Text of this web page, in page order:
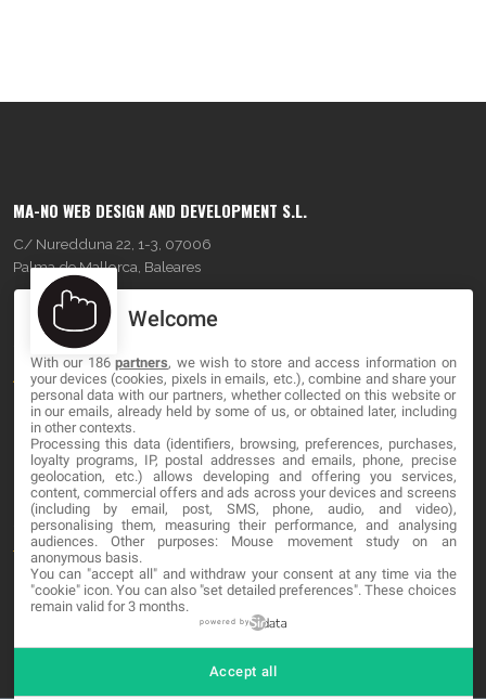
MA-NO WEB DESIGN AND DEVELOPMENT S.L.
C/ Nuredduna 22, 1-3, 07006
Palma de Mallorca, Baleares
OUR COMPANY
About
Blog
Contact
LEGAL
Terminos y Condiciones
Política de Privacidad
Welcome
With our 186partners, we wish to store and access information on
your devices (cookies, pixels in emails, etc.), combine and share your
personal data with our partners, whether collected on this website or
in our emails, already held by some of us, or obtained later, including
in other contexts.
Processing this data (identifiers, browsing, preferences, purchases,
loyalty programs, IP, postal addresses and emails, phone, precise
geolocation, etc.) allows developing and offering you services,
content, commercial offers and ads across your devices and screens
(including by email, post, SMS, phone, audio, and video),
personalising them, measuring their performance, and analysing
audiences. Other purposes: Mouse movement study on an
anonymous basis.
You can "accept all" and withdraw your consent at any time via the
"cookie" icon. You can also "set detailed preferences". These choices
remain valid for 3 months.
powered by
Accept all